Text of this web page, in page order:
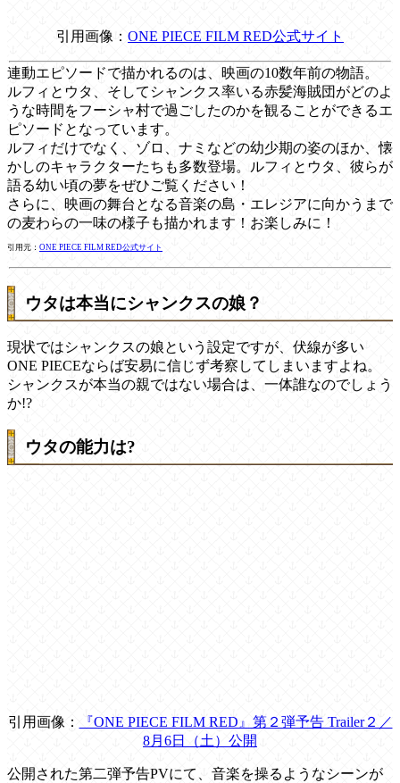
引用画像： ONE PIECE FILM RED公式サイト
連動エピソードで描かれるのは、映画の10数年前の物語。
ルフィとウタ、そしてシャンクス率いる赤髪海賊団がどのよ
うな時間をフーシャ村で過ごしたのかを観ることができるエ
ピソードとなっています。
ルフィだけでなく、ゾロ、ナミなどの幼少期の姿のほか、懐
かしのキャラクターたちも多数登場。ルフィとウタ、彼らが
語る幼い頃の夢をぜひご覧ください！
さらに、映画の舞台となる音楽の島・エレジアに向かうまで
の麦わらの一味の様子も描かれます！お楽しみに！
引用元： ONE PIECE FILM RED公式サイト
ウタは本当にシャンクスの娘？
現状ではシャンクスの娘という設定ですが、伏線が多い
ONE PIECEならば安易に信じず考察してしまいますよね。
シャンクスが本当の親ではない場合は、一体誰なのでしょう
か!?
ウタの能力は?
引用画像：
『ONE PIECE FILM RED』第２弾予告 Trailer２／
8月6日（土）公開
公開された第二弾予告PVにて、音楽を操るようなシーンが